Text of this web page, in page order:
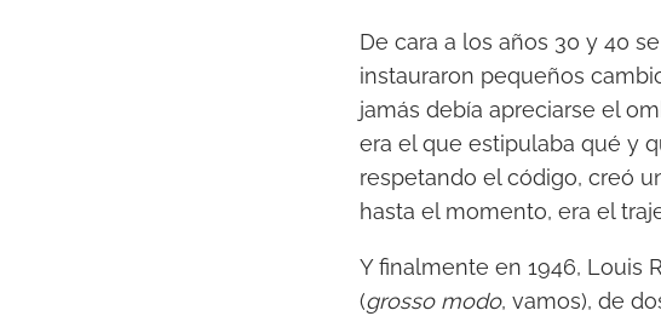
De cara a los años 30 y 40
instauraron pequeños
jamás debía apreciarse el
era el que estipulaba qué y
respetando el código, creó
hasta el momento, era el
Y finalmente en 1946, Louis
(grosso modo, vamos), de